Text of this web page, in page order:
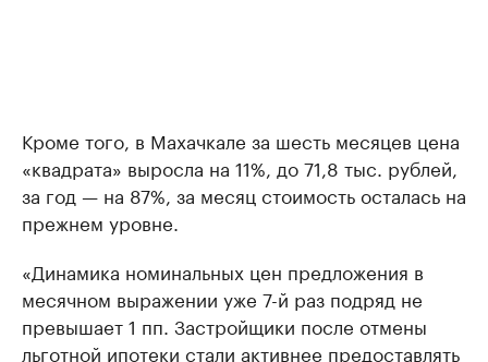
Кроме того, в Махачкале за шесть месяцев цена
«квадрата» выросла на 11%, до 71,8 тыс. рублей,
за год — на 87%, за месяц стоимость осталась на
прежнем уровне.
«Динамика номинальных цен предложения в
месячном выражении уже 7-й раз подряд не
превышает 1 пп. Застройщики после отмены
льготной ипотеки стали активнее предоставлять